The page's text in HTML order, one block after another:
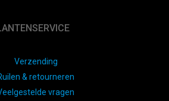
Verzending
& retourneren
vragen